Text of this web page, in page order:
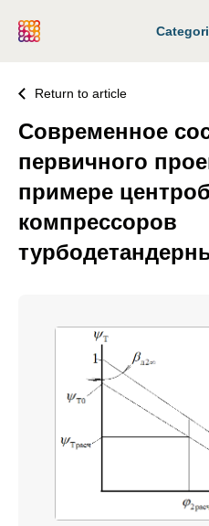
Return to article
Современное
первичного
примере
компрессоров